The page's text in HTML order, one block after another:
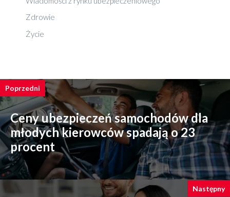
Zdrowie
Życie
Poprzedni
Ceny ubezpieczeń samochodów dla
młodych kierowców spadają o 23
procent
Następny